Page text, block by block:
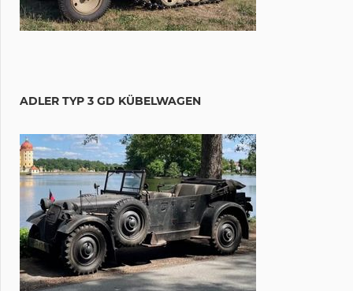
ADLER TYP 3 GD KÜBELWAGEN